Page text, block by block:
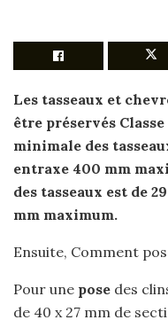
Les tasseaux et
être préservés
minimale des
entraxe 400 mm
des tasseaux est de
mm maximum.
Ensuite, Comment
Pour une pose des
de 40 x 27 mm de